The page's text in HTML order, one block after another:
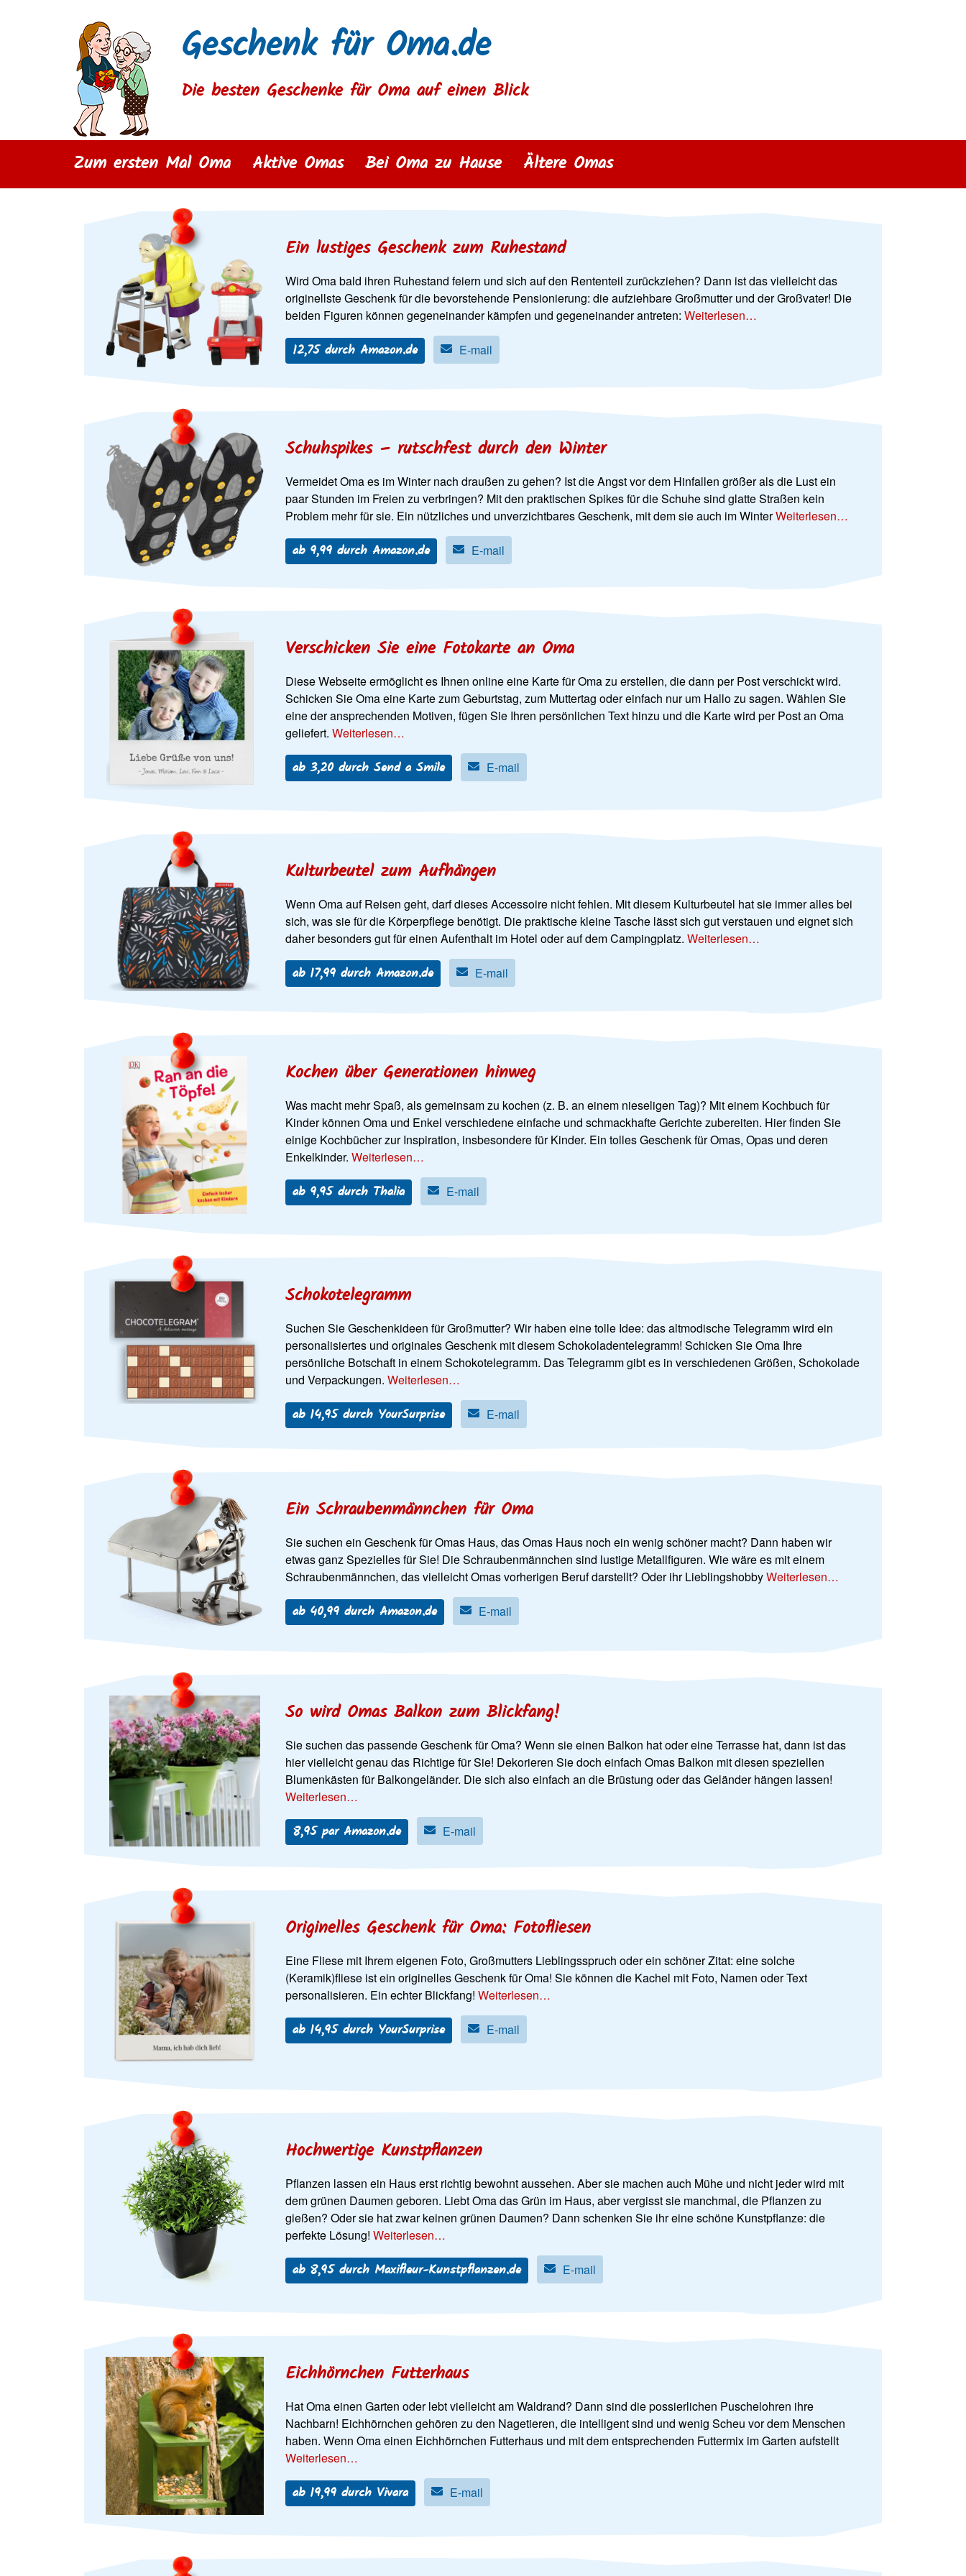
Geschenk für Oma.de
Die besten Geschenke für Oma auf einen Blick
Zum ersten Mal Oma Aktive Omas Bei Oma zu Hause Ältere Omas
Ein lustiges Geschenk zum Ruhestand
Wird Oma bald ihren Ruhestand feiern und sich auf den Rententeil zurückziehen? Dann ist das vielleicht das
originellste Geschenk für die bevorstehende Pensionierung: die aufziehbare Großmutter und der Großvater! Die
beiden Figuren können gegeneinander kämpfen und gegeneinander antreten: Weiterlesen…
12,75 durch Amazon.de E-mail
Schuhspikes – rutschfest durch den Winter
Vermeidet Oma es im Winter nach draußen zu gehen? Ist die Angst vor dem Hinfallen größer als die Lust ein
paar Stunden im Freien zu verbringen? Mit den praktischen Spikes für die Schuhe sind glatte Straßen kein
Problem mehr für sie. Ein nützliches und unverzichtbares Geschenk, mit dem sie auch im WinterWeiterlesen…
ab 9,99 durch Amazon.de E-mail
Verschicken Sie eine Fotokarte an Oma
Diese Webseite ermöglicht es Ihnen online eine Karte für Oma zu erstellen, die dann per Post verschickt wird.
Schicken Sie Oma eine Karte zum Geburtstag, zum Muttertag oder einfach nur um Hallo zu sagen. Wählen Sie
eine der ansprechenden Motiven, fügen Sie Ihren persönlichen Text hinzu und die Karte wird per Post an Oma
geliefert. Weiterlesen…
ab 3,20 durch Send a Smile E-mail
Kulturbeutel zum Aufhängen
Wenn Oma auf Reisen geht, darf dieses Accessoire nicht fehlen. Mit diesem Kulturbeutel hat sie immer alles bei
sich, was sie für die Körperpflege benötigt. Die praktische kleine Tasche lässt sich gut verstauen und eignet sich
daher besonders gut für einen Aufenthalt im Hotel oder auf dem Campingplatz. Weiterlesen…
ab 17,99 durch Amazon.de E-mail
Kochen über Generationen hinweg
Was macht mehr Spaß, als gemeinsam zu kochen (z. B. an einem nieseligen Tag)? Mit einem Kochbuch für
Kinder können Oma und Enkel verschiedene einfache und schmackhafte Gerichte zubereiten. Hier finden Sie
einige Kochbücher zur Inspiration, insbesondere für Kinder. Ein tolles Geschenk für Omas, Opas und deren
Enkelkinder. Weiterlesen…
ab 9,95 durch Thalia E-mail
Schokotelegramm
Suchen Sie Geschenkideen für Großmutter? Wir haben eine tolle Idee: das altmodische Telegramm wird ein
personalisiertes und originales Geschenk mit diesem Schokoladentelegramm! Schicken Sie Oma Ihre
persönliche Botschaft in einem Schokotelegramm. Das Telegramm gibt es in verschiedenen Größen, Schokolade
und Verpackungen. Weiterlesen…
ab 14,95 durch YourSurprise E-mail
Ein Schraubenmännchen für Oma
Sie suchen ein Geschenk für Omas Haus, das Omas Haus noch ein wenig schöner macht? Dann haben wir
etwas ganz Spezielles für Sie! Die Schraubenmännchen sind lustige Metallfiguren. Wie wäre es mit einem
Schraubenmännchen, das vielleicht Omas vorherigen Beruf darstellt? Oder ihr LieblingshobbyWeiterlesen…
ab 40,99 durch Amazon.de E-mail
So wird Omas Balkon zum Blickfang!
Sie suchen das passende Geschenk für Oma? Wenn sie einen Balkon hat oder eine Terrasse hat, dann ist das
hier vielleicht genau das Richtige für Sie! Dekorieren Sie doch einfach Omas Balkon mit diesen speziellen
Blumenkästen für Balkongeländer. Die sich also einfach an die Brüstung oder das Geländer hängen lassen!
Weiterlesen…
8,95 par Amazon.de E-mail
Originelles Geschenk für Oma: Fotofliesen
Eine Fliese mit Ihrem eigenen Foto, Großmutters Lieblingsspruch oder ein schöner Zitat: eine solche
(Keramik)fliese ist ein originelles Geschenk für Oma! Sie können die Kachel mit Foto, Namen oder Text
personalisieren. Ein echter Blickfang! Weiterlesen…
ab 14,95 durch YourSurprise E-mail
Hochwertige Kunstpflanzen
Pflanzen lassen ein Haus erst richtig bewohnt aussehen. Aber sie machen auch Mühe und nicht jeder wird mit
dem grünen Daumen geboren. Liebt Oma das Grün im Haus, aber vergisst sie manchmal, die Pflanzen zu
gießen? Oder sie hat zwar keinen grünen Daumen? Dann schenken Sie ihr eine schöne Kunstpflanze: die
perfekte Lösung! Weiterlesen…
ab 8,95 durch Maxifleur-Kunstpflanzen.de E-mail
Eichhörnchen Futterhaus
Hat Oma einen Garten oder lebt vielleicht am Waldrand? Dann sind die possierlichen Puschelohren ihre
Nachbarn! Eichhörnchen gehören zu den Nagetieren, die intelligent sind und wenig Scheu vor dem Menschen
haben. Wenn Oma einen Eichhörnchen Futterhaus und mit dem entsprechenden Futtermix im Garten aufstellt
Weiterlesen…
ab 19,99 durch Vivara E-mail